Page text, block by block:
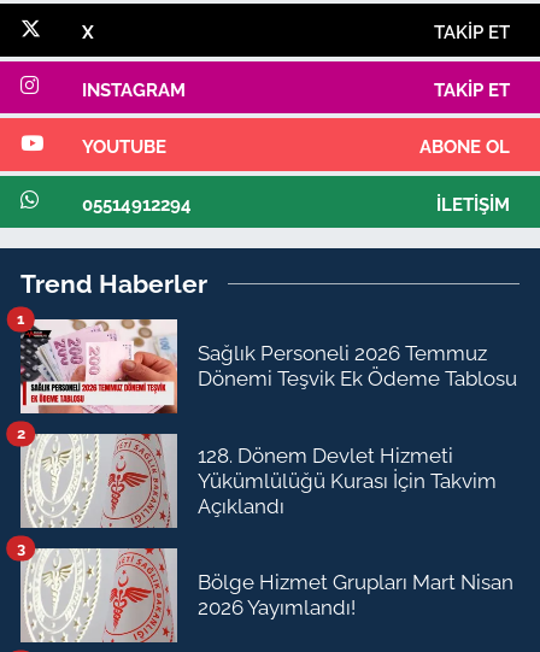
X TAKIP ET
INSTAGRAM TAKIP ET
YOUTUBE ABONE OL
05514912294 İLETIŞIM
Trend Haberler
Sağlık Personeli 2026 Temmuz
Dönemi Teşvik Ek Ödeme Tablosu
1
128. Dönem Devlet Hizmeti
Yükümlülüğü Kurası İçin Takvim
Açıklandı
2
Bölge Hizmet Grupları Mart Nisan
2026 Yayımlandı!
3